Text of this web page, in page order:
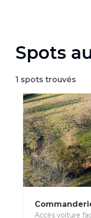
Spots
1 spots trouvés
Accès voiture